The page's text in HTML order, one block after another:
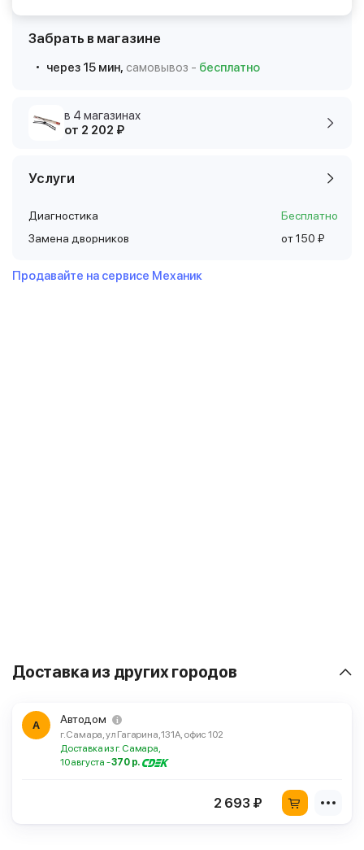
Забрать в магазине
через 15 мин, самовывоз - бесплатно
в 4 магазинах
от 2 202 ₽
Услуги
Диагностика
Бесплатно
Замена дворников
от 150 ₽
Продавайте на сервисе Механик
Доставка из других городов
А Автодом
г. Самара, ул Гагарина, 131А, офис 102
Доставка из г. Самара,
10 августа -370 р.
2 693 ₽